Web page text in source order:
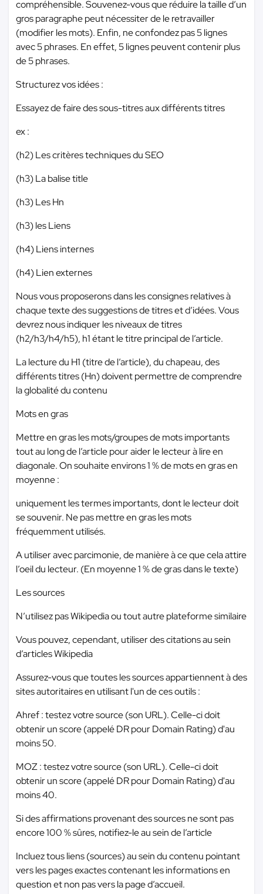
compréhensible. Souvenez-vous que réduire la taille d’un
gros paragraphe peut nécessiter de le retravailler
(modifier les mots). Enfin, ne confondez pas 5 lignes
avec 5 phrases. En effet, 5 lignes peuvent contenir plus
de 5 phrases.
Structurez vos idées :
Essayez de faire des sous-titres aux différents titres
ex :
(h2) Les critères techniques du SEO
(h3) La balise title
(h3) Les Hn
(h3) les Liens
(h4) Liens internes
(h4) Lien externes
Nous vous proposerons dans les consignes relatives à
chaque texte des suggestions de titres et d’idées. Vous
devrez nous indiquer les niveaux de titres
(h2/h3/h4/h5), h1 étant le titre principal de l’article.
La lecture du H1 (titre de l’article), du chapeau, des
différents titres (Hn) doivent permettre de comprendre
la globalité du contenu
Mots en gras
Mettre en gras les mots/groupes de mots importants
tout au long de l’article pour aider le lecteur à lire en
diagonale. On souhaite environs 1 % de mots en gras en
moyenne :
uniquement les termes importants, dont le lecteur doit
se souvenir. Ne pas mettre en gras les mots
fréquemment utilisés.
A utiliser avec parcimonie, de manière à ce que cela attire
l’oeil du lecteur. (En moyenne 1 % de gras dans le texte)
Les sources
N’utilisez pas Wikipedia ou tout autre plateforme similaire
Vous pouvez, cependant, utiliser des citations au sein
d’articles Wikipedia
Assurez-vous que toutes les sources appartiennent à des
sites autoritaires en utilisant l'un de ces outils :
Ahref : testez votre source (son URL). Celle-ci doit
obtenir un score (appelé DR pour Domain Rating) d'au
moins 50.
MOZ : testez votre source (son URL). Celle-ci doit
obtenir un score (appelé DR pour Domain Rating) d'au
moins 40.
Si des affirmations provenant des sources ne sont pas
encore 100 % sûres, notifiez-le au sein de l’article
Incluez tous liens (sources) au sein du contenu pointant
vers les pages exactes contenant les informations en
question et non pas vers la page d’accueil.